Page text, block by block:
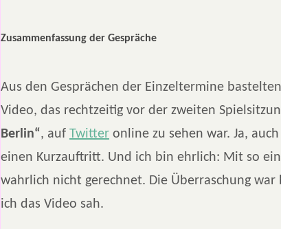
Zusammenfassung der Gespräche
Aus den Gesprächen der Einzeltermine
Video, das rechtzeitig vor der zweiten
Berlin“, auf Twitter online zu sehen war. Ja,
einen Kurzauftritt. Und ich bin ehrlich: Mit so
wahrlich nicht gerechnet. Die Überraschung
ich das Video sah.